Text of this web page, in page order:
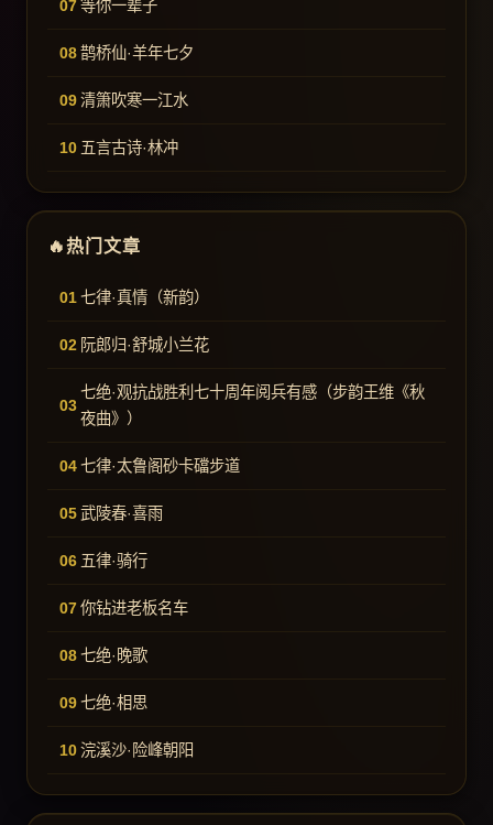
等你一辈子
鹊桥仙·羊年七夕
清箫吹寒一江水
五言古诗·林冲
热门文章
七律·真情（新韵）
阮郎归·舒城小兰花
七绝·观抗战胜利七十周年阅兵有感（步韵王维《秋
夜曲》）
七律·太鲁阁砂卡礑步道
武陵春·喜雨
五律·骑行
你钻进老板名车
七绝·晚歌
七绝·相思
浣溪沙·险峰朝阳